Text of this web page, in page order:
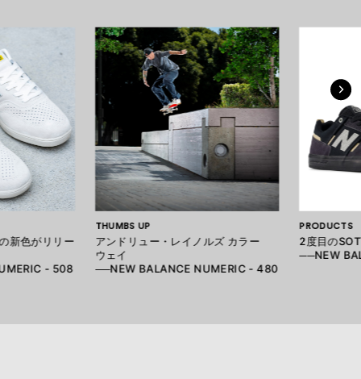
新色がリリー
- 508
THUMBS UP
アンドリュー・レイノルズ カラー
ウェイ
──NEW BALANCE NUMERIC - 480
PRODUCTS
2度目の
──NEW